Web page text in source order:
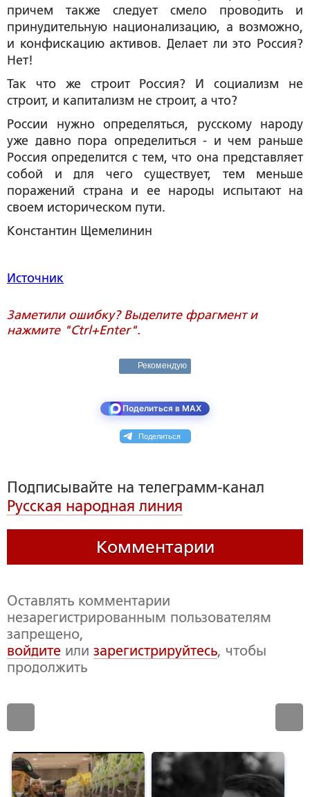
причем также следует смело проводить и
принудительную национализацию, а возможно,
и конфискацию активов. Делает ли это Россия?
Нет!
Так что же строит Россия? И социализм не
строит, и капитализм не строит, а что?
России нужно определяться, русскому народу
уже давно пора определиться - и чем раньше
Россия определится с тем, что она представляет
собой и для чего существует, тем меньше
поражений страна и ее народы испытают на
своем историческом пути.
Константин Щемелинин
Источник
Заметили ошибку? Выделите фрагмент и
нажмите "Ctrl+Enter".
Рекомендую
Поделиться в MAX
Поделиться
Подписывайте на телеграмм-канал
Русская народная линия
Комментарии
Оставлять комментарии
незарегистрированным пользователям
запрещено,
войдите или зарегистрируйтесь, чтобы
продолжить